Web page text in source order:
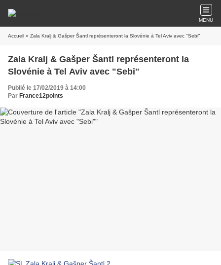
MENU
Accueil » Zala Kralj & Gašper Šantl représenteront la Slovénie à Tel Aviv avec "Sebi"
Zala Kralj & Gašper Šantl représenteront la
Slovénie à Tel Aviv avec "Sebi"
Publié le 17/02/2019 à 14:00
Par France12points